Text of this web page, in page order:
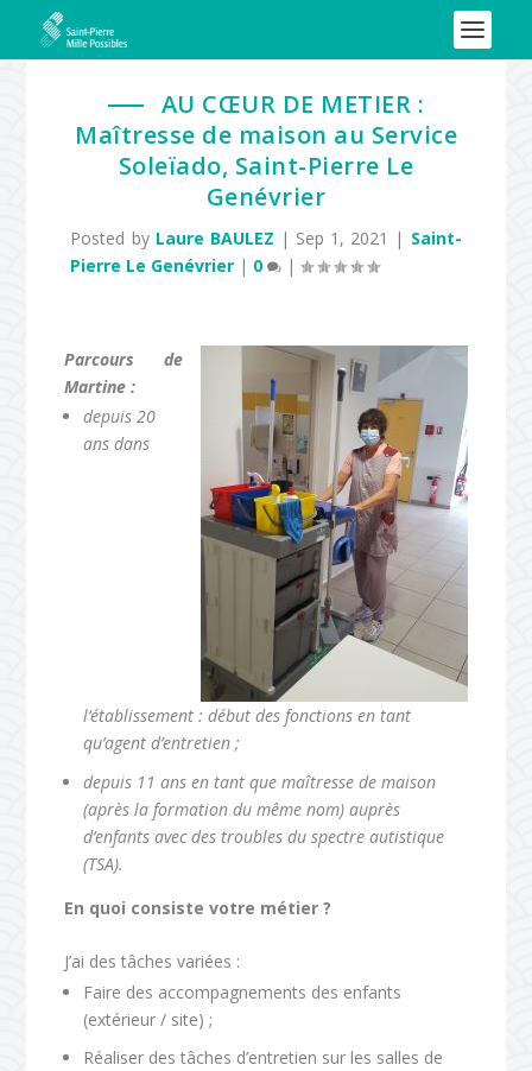
AU CŒUR DE METIER :
Maîtresse de maison au Service
Soleïado, Saint-Pierre Le
Genévrier
Posted by Laure BAULEZ | Sep 1, 2021 | Saint-
Pierre Le Genévrier | 0 |
Parcours de
Martine :
depuis 20
ans dans
l’établissement : début des fonctions en tant
qu’agent d’entretien ;
depuis 11 ans en tant que maîtresse de maison
(après la formation du même nom) auprès
d’enfants avec des troubles du spectre autistique
(TSA).
En quoi consiste votre métier ?
J’ai des tâches variées :
Faire des accompagnements des enfants
(extérieur / site) ;
Réaliser des tâches d’entretien sur les salles de